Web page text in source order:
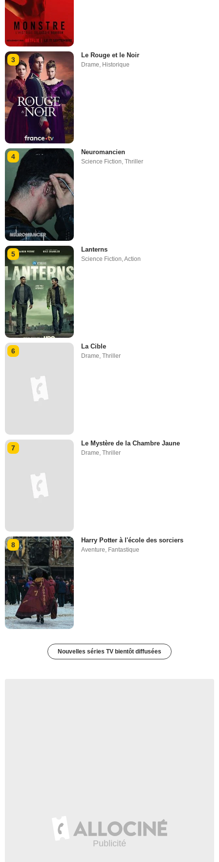
3
Le Rouge et le Noir
Drame, Historique
4
Neuromancien
Science Fiction,Thriller
5
Lanterns
Science Fiction ,Action
6
La Cible
Drame,Thriller
7
Le Mystère de la Chambre Jaune
Drame,Thriller
8
Harry Potter à l'école des sorciers
Aventure, Fantastique
Nouvelles séries TV bientôt diffusées